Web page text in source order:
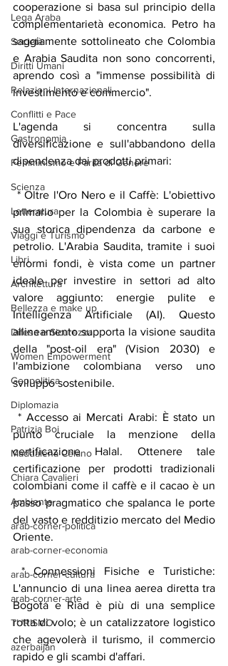
Lega Araba
Società
Diritti Umani
Relazioni Internazionali
Conflitti e Pace
Gastronomia
Femminismo e Parità di Genere
Scienza
Letteratura
Viaggi e Turismo
Libri
Architettura
Bellezza e make up
Difesa e Sicurezza
Women Empowerment
Geopolitica
Diplomazia
Patrizia Boi
Maddalena Celano
Chiara Cavalieri
Ambiente
arab-corner-politica
arab-corner-economia
arab-corner-cultura
arab-corner-arte
TURISMO
azerbaijan
cooperazione si basa sul principio della
complementarietà economica. Petro ha
saggiamente sottolineato che Colombia
e Arabia Saudita non sono concorrenti,
aprendo così a "immense possibilità di
investimento e commercio".
L'agenda si concentra sulla
diversificazione e sull'abbandono della
dipendenza dai prodotti primari:
* Oltre l'Oro Nero e il Caffè: L'obiettivo
primario per la Colombia è superare la
sua storica dipendenza da carbone e
petrolio. L'Arabia Saudita, tramite i suoi
enormi fondi, è vista come un partner
ideale per investire in settori ad alto
valore aggiunto: energie pulite e
Intelligenza Artificiale (AI). Questo
allineamento supporta la visione saudita
della "post-oil era" (Vision 2030) e
l'ambizione colombiana verso uno
sviluppo sostenibile.
punto cruciale la menzione della
certificazione Halal. Ottenere tale
certificazione per prodotti tradizionali
colombiani come il caffè e il cacao è un
passo pragmatico che spalanca le porte
del vasto e redditizio mercato del Medio
Oriente.
* Connessioni Fisiche e Turistiche:
L'annuncio di una linea aerea diretta tra
Bogotá e Riad è più di una semplice
rotta di volo; è un catalizzatore logistico
che agevolerà il turismo, il commercio
rapido e gli scambi d'affari.